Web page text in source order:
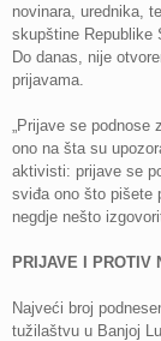
novinara, urednika,
skupštine Republike
Do danas, nije
prijavama.
„Prijave se
ono na šta su
aktivisti: prijave se
sviđa ono što pišete
negdje nešto
PRIJAVE I PROTIV
Najveći broj
tužilaštvu u Banjoj